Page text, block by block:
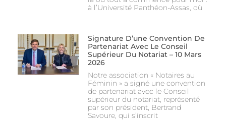
à l’Université Panthéon-Assas, où
Signature D’une Convention De
Partenariat Avec Le Conseil
Supérieur Du Notariat – 10 Mars
2026
Notre association « Notaires au
Féminin » a signé une convention
de partenariat avec le Conseil
supérieur du notariat, représenté
par son président, Bertrand
Savoure, qui s’inscrit